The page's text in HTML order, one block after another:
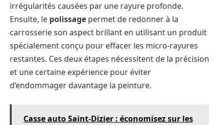
irrégularités causées par une rayure profonde.
Ensuite, le polissage permet de redonner à la
carrosserie son aspect brillant en utilisant un produit
spécialement conçu pour effacer les micro-rayures
restantes. Ces deux étapes nécessitent de la précision
et une certaine expérience pour éviter
d’endommager davantage la peinture.
Casse auto Saint-Dizier : économisez sur les